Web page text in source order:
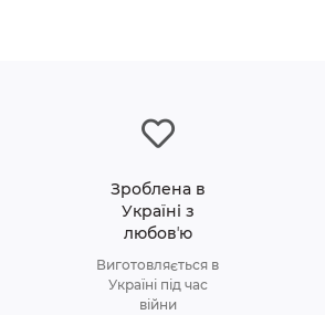
Зроблена в
Україні з
любовʼю
Виготовляється в
Україні під час
війни